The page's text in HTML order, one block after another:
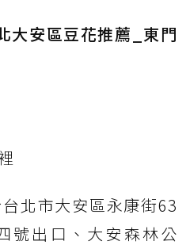
大安區豆花推薦_東門
北市大安區永康街63
號出口、大安森林公